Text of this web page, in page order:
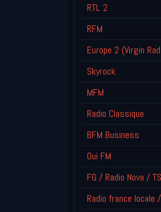
RTL 2
RFM
Europe 2 (Virgin
Skyrock
MFM
Radio Classique
BFM Business
Oui FM
FG / Radio Nova /
Radio france locale